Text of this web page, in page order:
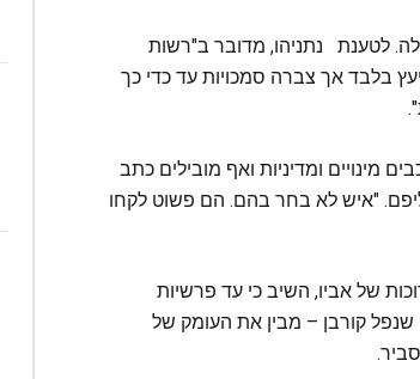
לטענת נתניהו, מדובר ב"רשות
בלבד אך צברה סמכויות עד כדי כך
מינויים ומדיניות ואף מובילים כתב
"איש לא בחר בהם. הם פשוט לקחו
של אביו, השיב כי עד פרשיות
שנפל קורבן – מבין את העומק של